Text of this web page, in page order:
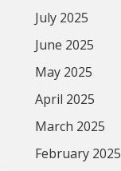
July 2025
June 2025
May 2025
April 2025
March 2025
February 2025